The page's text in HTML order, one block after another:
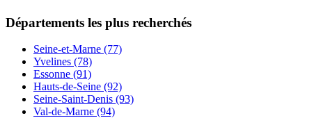
Départements les plus recherchés
Seine-et-Marne (77)
Yvelines (78)
Essonne (91)
Hauts-de-Seine (92)
Seine-Saint-Denis (93)
Val-de-Marne (94)